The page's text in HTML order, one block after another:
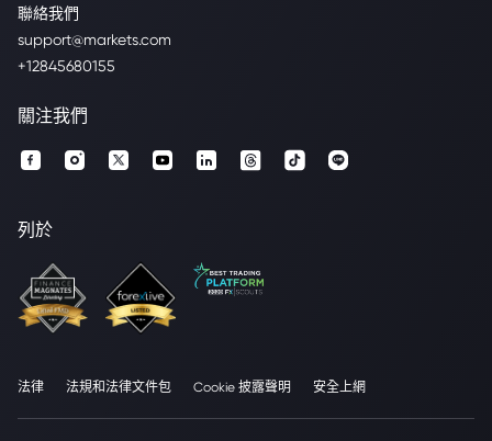
聯絡我們
support@markets.com
+12845680155
關注我們
列於
法律 法規和法律文件包 Cookie 披露聲明 安全上網